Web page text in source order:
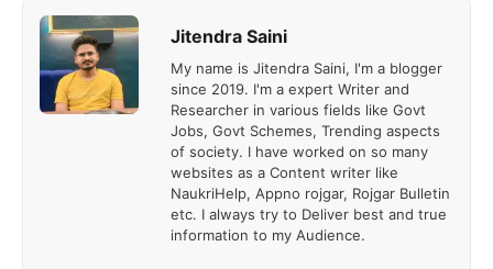
Jitendra Saini
My name is Jitendra Saini, I'm a blogger
since 2019. I'm a expert Writer and
Researcher in various fields like Govt
Jobs, Govt Schemes, Trending aspects
of society. I have worked on so many
websites as a Content writer like
NaukriHelp, Appno rojgar, Rojgar Bulletin
etc. I always try to Deliver best and true
information to my Audience.